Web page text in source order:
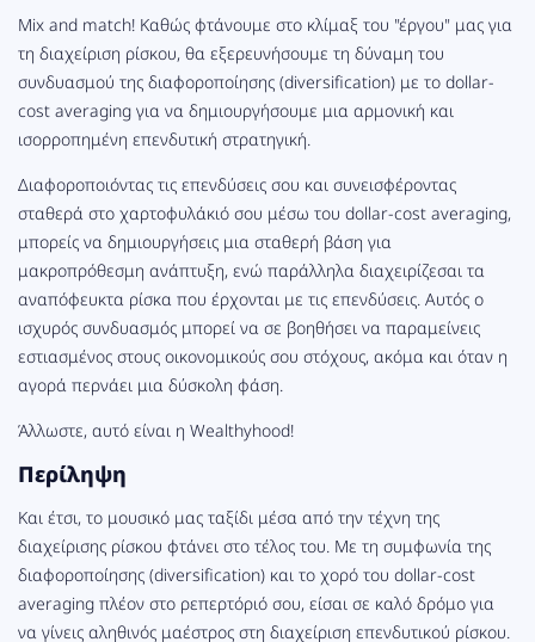
Mix and match! Καθώς φτάνουμε στο κλίμαξ του "έργου" μας για
τη διαχείριση ρίσκου, θα εξερευνήσουμε τη δύναμη του
συνδυασμού της διαφοροποίησης (diversification) με το dollar-
cost averaging για να δημιουργήσουμε μια αρμονική και
ισορροπημένη επενδυτική στρατηγική.
Διαφοροποιόντας τις επενδύσεις σου και συνεισφέροντας
σταθερά στο χαρτοφυλάκιό σου μέσω του dollar-cost averaging,
μπορείς να δημιουργήσεις μια σταθερή βάση για
μακροπρόθεσμη ανάπτυξη, ενώ παράλληλα διαχειρίζεσαι τα
αναπόφευκτα ρίσκα που έρχονται με τις επενδύσεις. Αυτός ο
ισχυρός συνδυασμός μπορεί να σε βοηθήσει να παραμείνεις
εστιασμένος στους οικονομικούς σου στόχους, ακόμα και όταν η
αγορά περνάει μια δύσκολη φάση.
Άλλωστε, αυτό είναι η Wealthyhood!
Περίληψη
Και έτσι, το μουσικό μας ταξίδι μέσα από την τέχνη της
διαχείρισης ρίσκου φτάνει στο τέλος του. Με τη συμφωνία της
διαφοροποίησης (diversification) και το χορό του dollar-cost
averaging πλέον στο ρεπερτόριό σου, είσαι σε καλό δρόμο για
να γίνεις αληθινός μαέστρος στη διαχείριση επενδυτικού ρίσκου.